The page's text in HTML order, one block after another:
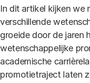
In dit artikel kijken we
verschillende
groeide door de jaren
wetenschappelijke
academische
promotietraject laten